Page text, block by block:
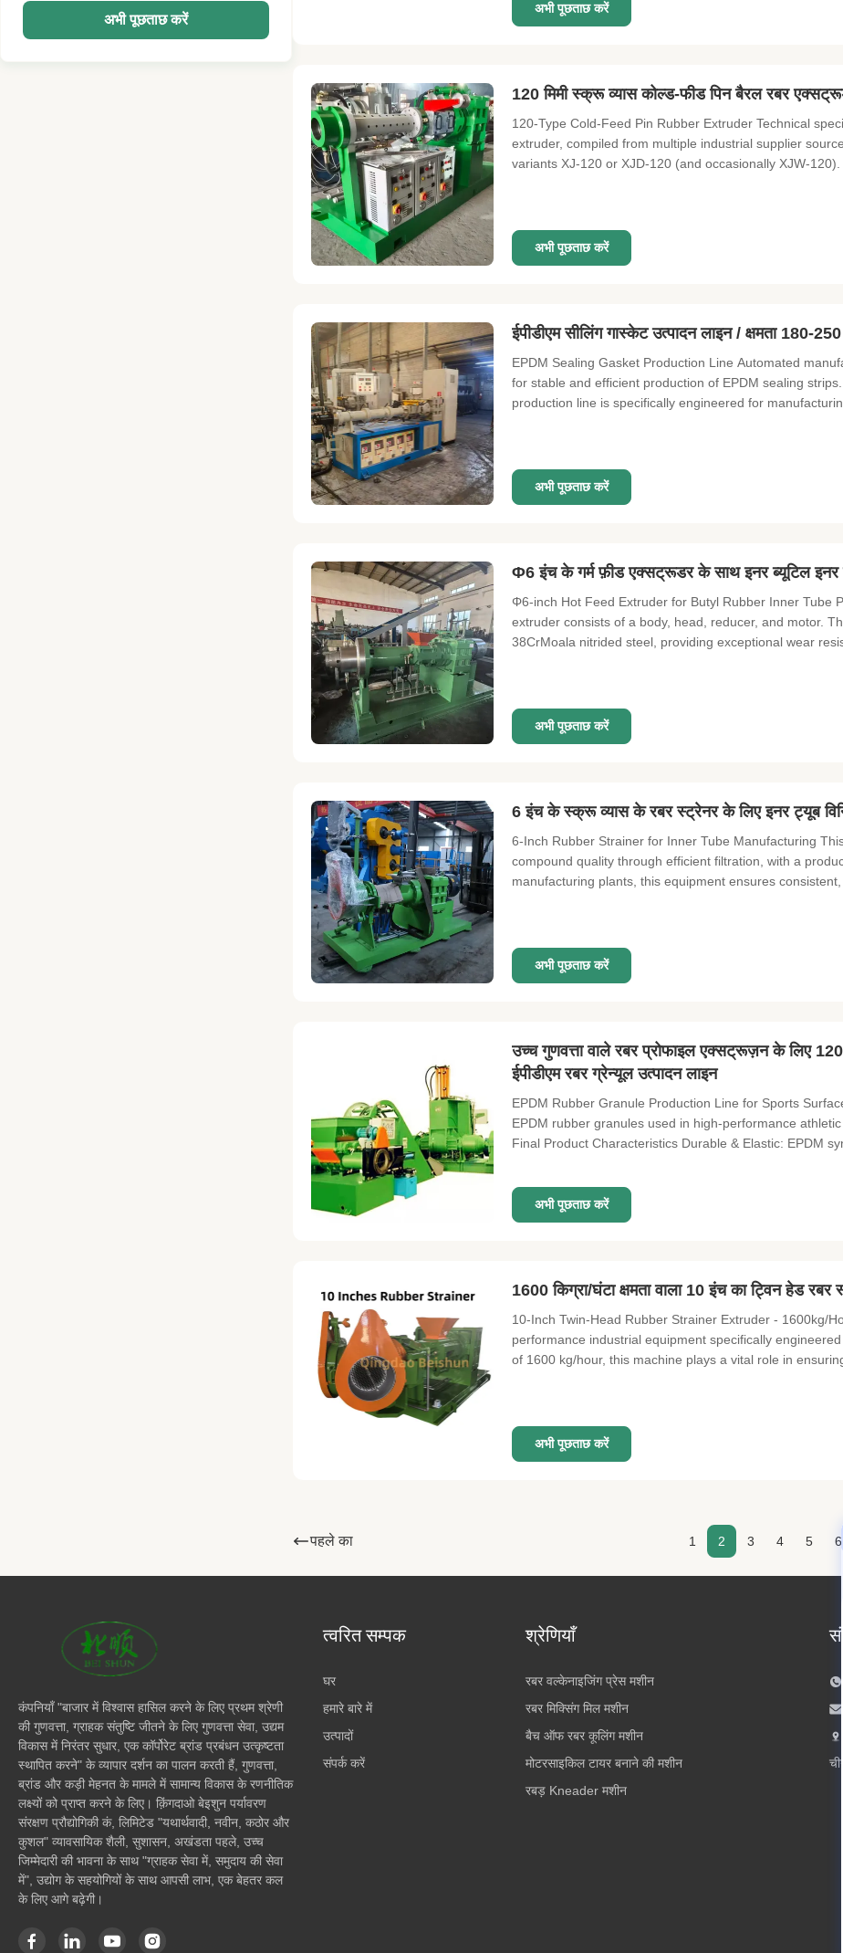
अभी पूछताछ करें
अभी पूछताछ करें
120 मिमी स्क्रू व्यास कोल्ड-फीड पिन बैरल रबर
120-Type Cold-Feed Pin Rubber Extruder Technical
extruder, compiled from multiple industrial supplier
variants XJ-120 or XJD-120 (and occasionally XJW-120).
अभी पूछताछ करें
ईपीडीएम सीलिंग गास्केट उत्पादन लाइन / क्षमता 180-
EPDM Sealing Gasket Production Line Automated
for stable and efficient production of EPDM sealing
production line is specifically engineered for
अभी पूछताछ करें
Φ6 इंच के गर्म फ़ीड एक्सट्रूडर के साथ इनर ब्यूटिल इनर
Φ6-inch Hot Feed Extruder for Butyl Rubber Inner Tube
extruder consists of a body, head, reducer, and motor.
38CrMoala nitrided steel, providing exceptional wear
अभी पूछताछ करें
6 इंच के स्क्रू व्यास के रबर स्ट्रेनर के लिए इनर ट्यूब
6-Inch Rubber Strainer for Inner Tube Manufacturing
compound quality through efficient filtration, with a
manufacturing plants, this equipment ensures consistent,
अभी पूछताछ करें
उच्च गुणवत्ता वाले रबर प्रोफाइल एक्सट्रूज़न के लिए
ईपीडीएम रबर ग्रेन्यूल उत्पादन लाइन
EPDM Rubber Granule Production Line for Sports
EPDM rubber granules used in high-performance
Final Product Characteristics Durable & Elastic: EPDM
अभी पूछताछ करें
1600 किग्रा/घंटा क्षमता वाला 10 इंच का ट्विन हेड
10-Inch Twin-Head Rubber Strainer Extruder - 1600kg/
performance industrial equipment specifically
of 1600 kg/hour, this machine plays a vital role in ensuring
अभी पूछताछ करें
पहले का 1 2 3 4 5 6
कंपनियाँ "बाजार में विश्वास हासिल करने के लिए प्रथम श्रेणी
की गुणवत्ता, ग्राहक संतुष्टि जीतने के लिए गुणवत्ता सेवा, उद्यम
विकास में निरंतर सुधार, एक कॉर्पोरेट ब्रांड प्रबंधन उत्कृष्टता
स्थापित करने" के व्यापार दर्शन का पालन करती हैं, गुणवत्ता,
ब्रांड और कड़ी मेहनत के मामले में सामान्य विकास के रणनीतिक
लक्ष्यों को प्राप्त करने के लिए। क़िंगदाओ बेइशुन पर्यावरण
संरक्षण प्रौद्योगिकी कं, लिमिटेड "यथार्थवादी, नवीन, कठोर और
कुशल" व्यावसायिक शैली, सुशासन, अखंडता पहले, उच्च
जिम्मेदारी की भावना के साथ "ग्राहक सेवा में, समुदाय की सेवा
में", उद्योग के सहयोगियों के साथ आपसी लाभ, एक बेहतर कल
के लिए आगे बढ़ेगी।
त्वरित सम्पक
घर
हमारे बारे में
उत्पादों
संपर्क करें
श्रेणियाँ
रबर वल्केनाइजिंग प्रेस मशीन
रबर मिक्सिंग मिल मशीन
बैच ऑफ रबर कूलिंग मशीन
मोटरसाइकिल टायर बनाने की मशीन
रबड़ Kneader मशीन